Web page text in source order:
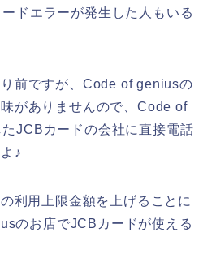
ドエラーが発生した人もいる
前ですが、Code of geniusの
がありませんので、Code of
JCBカードの会社に直接電話
♪
利用上限金額を上げることに
のお店でJCBカードが使える